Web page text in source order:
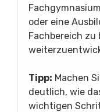
oder eine
Fachbereich
Tipp: Machen
deutlich, wie
wichtigen